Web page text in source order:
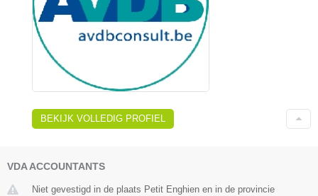
BEKIJK VOLLEDIG PROFIEL
VDA ACCOUNTANTS
Niet gevestigd in de plaats Petit Enghien en in de provincie